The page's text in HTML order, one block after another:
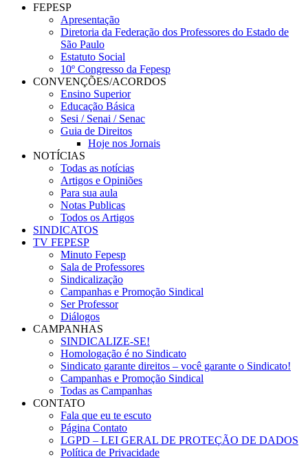
FEPESP
Apresentação
Diretoria da Federação dos Professores do Estado de
São Paulo
Estatuto Social
10º Congresso da Fepesp
CONVENÇÕES/ACORDOS
Ensino Superior
Educação Básica
Sesi / Senai / Senac
Guia de Direitos
Hoje nos Jornais
NOTÍCIAS
Todas as notícias
Artigos e Opiniões
Para sua aula
Notas Publicas
Todos os Artigos
SINDICATOS
TV FEPESP
Minuto Fepesp
Sala de Professores
Sindicalização
Campanhas e Promoção Sindical
Ser Professor
Diálogos
CAMPANHAS
SINDICALIZE-SE!
Homologação é no Sindicato
Sindicato garante direitos – você garante o Sindicato!
Campanhas e Promoção Sindical
Todas as Campanhas
CONTATO
Fala que eu te escuto
Página Contato
LGPD – LEI GERAL DE PROTEÇÃO DE DADOS
Política de Privacidade